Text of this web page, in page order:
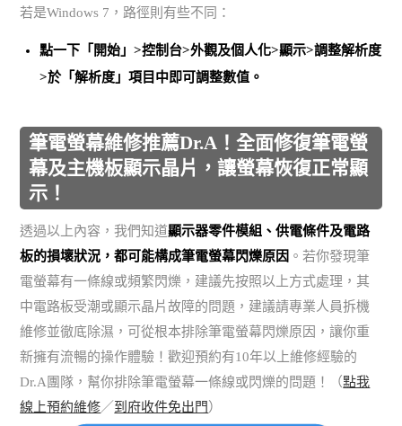
若是Windows 7，路徑則有些不同：
點一下「開始」>控制台>外觀及個人化>顯示>調整解析度
>於「解析度」項目中即可調整數值。
筆電螢幕維修推薦Dr.A！全面修復筆電螢
幕及主機板顯示晶片，讓螢幕恢復正常顯
示！
透過以上內容，我們知道顯示器零件模組、供電條件及電路
板的損壞狀況，都可能構成筆電螢幕閃爍原因 。若你發現筆
電螢幕有一條線或頻繁閃爍，建議先按照以上方式處理，其
中電路板受潮或顯示晶片故障的問題，建議請專業人員拆機
維修並徹底除濕，可從根本排除筆電螢幕閃爍原因，讓你重
新擁有流暢的操作體驗！歡迎預約有10年以上維修經驗的
Dr.A團隊，幫你排除筆電螢幕一條線或閃爍的問題！（點我
線上預約維修／到府收件免出門 ）